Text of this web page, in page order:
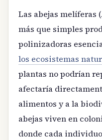
Las abejas melíferas (
más que simples
polinizadoras
los ecosistemas
plantas no podrían
afectaría
alimentos y a la
abejas viven en
donde cada